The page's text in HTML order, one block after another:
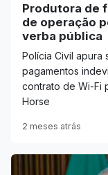
Produtora de
de operação
verba pública
Polícia Civil apura
pagamentos
contrato de Wi-Fi
Horse
2 meses atrás